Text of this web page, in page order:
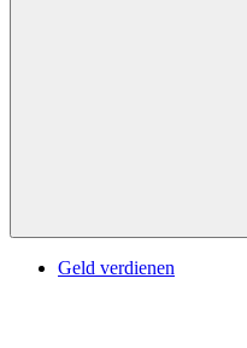
Geld verdienen